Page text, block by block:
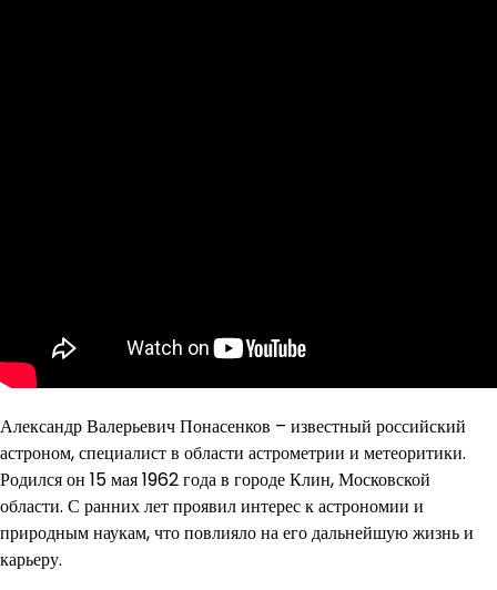
Александр Валерьевич Понасенков – известный российский
астроном, специалист в области астрометрии и метеоритики.
Родился он 15 мая 1962 года в городе Клин, Московской
области. С ранних лет проявил интерес к астрономии и
природным наукам, что повлияло на его дальнейшую жизнь и
карьеру.